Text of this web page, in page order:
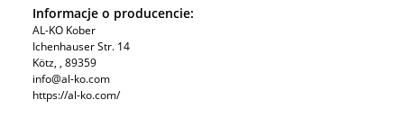
Informacje o producencie:
AL-KO Kober
Ichenhauser Str. 14
Kötz, , 89359
info@al-ko.com
https://al-ko.com/